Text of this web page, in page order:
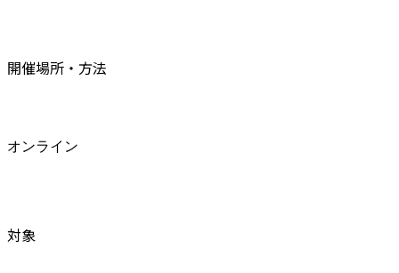
開催場所・方法
オンライン
対象